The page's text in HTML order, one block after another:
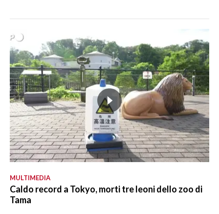
MULTIMEDIA
Caldo record a Tokyo, morti tre leoni dello zoo di
Tama